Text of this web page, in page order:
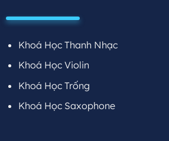
Khoá Học Thanh Nhạc
Khoá Học Violin
Khoá Học Trống
Khoá Học Saxophone